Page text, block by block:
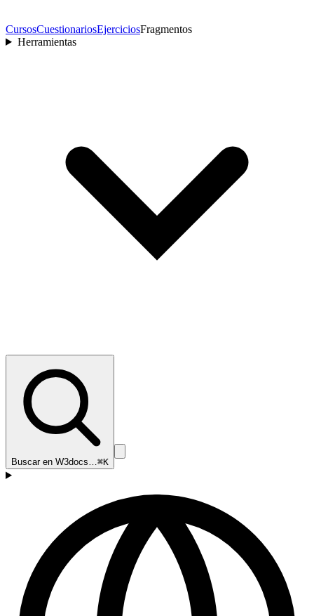
CursosCuestionariosEjerciciosFragmentos
Herramientas
Buscar en W3docs…⌘K